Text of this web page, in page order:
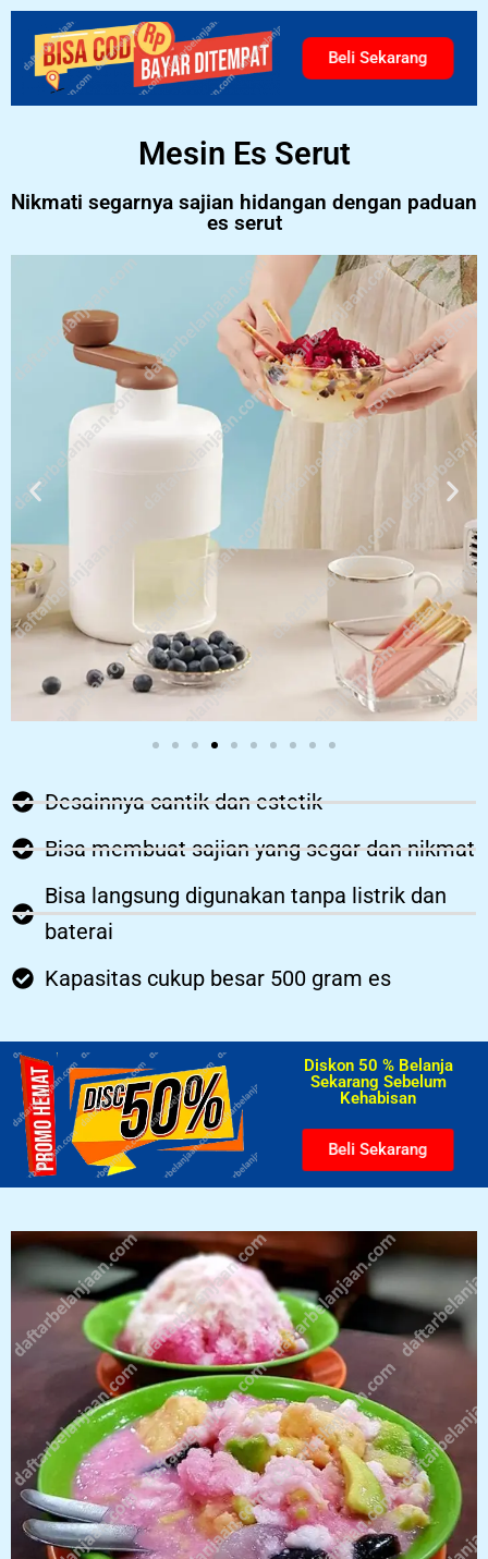
Beli Sekarang
Mesin Es Serut
Nikmati segarnya sajian hidangan dengan paduan
es serut
Desainnya cantik dan estetik
Bisa membuat sajian yang segar dan nikmat
Bisa langsung digunakan tanpa listrik dan
baterai
Kapasitas cukup besar 500 gram es
Diskon 50 % Belanja
Sekarang Sebelum
Kehabisan​
Beli Sekarang